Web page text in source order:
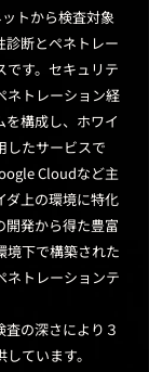
トから検査対象
診断とペネトレー
です。セキュリテ
ネトレーション経
構成し、ホワイ
したサービスで
Cloudなど主
ダ上の環境に特化
開発から得た豊富
境下で構築された
ネトレーションテ
の深さにより３
ています。​​​​​​​​​​​​​